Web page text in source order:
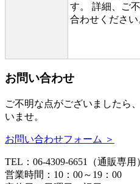
す。 詳細、ご
合わせください
お問い合わせ
ご不明な点がございましたら
いませ。
お問い合わせフォーム ＞
TEL：06-4309-6651（通販専用
営業時間：10：00～19：00